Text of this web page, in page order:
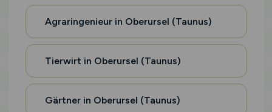
Agraringenieur in Oberursel (Taunus)
Tierwirt in Oberursel (Taunus)
Gärtner in Oberursel (Taunus)